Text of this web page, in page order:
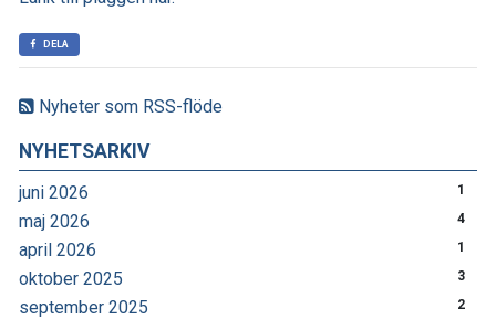
Nyheter som RSS-flöde
NYHETSARKIV
juni 2026 1
maj 2026 4
april 2026 1
oktober 2025 3
september 2025 2
DELA